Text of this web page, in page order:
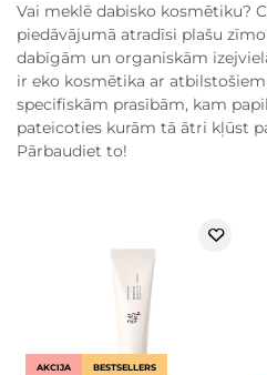
Vai meklē dabisko kosmētiku?
piedāvājumā atradīsi plašu
dabīgām un organiskām
ir eko kosmētika ar
specifiskām prasībām, kam
pateicoties kurām tā ātri kļūst
Pārbaudiet to!
AKCIJA BESTSELLERS